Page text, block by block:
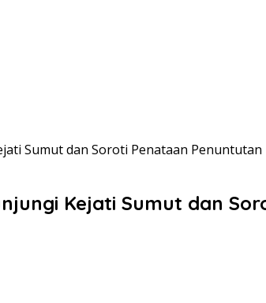
Sumut dan Soroti Penataan Penuntutan
Kejati Sumut dan